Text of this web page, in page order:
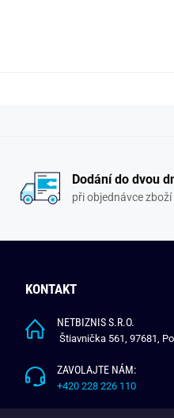
Dodání do dvou
při objednávce
KONTAKT
NETBIZNIS S.R.O.
Štiavnička 561, 97681,
ZAVOLAJTE NÁM:
+420 228 226 110